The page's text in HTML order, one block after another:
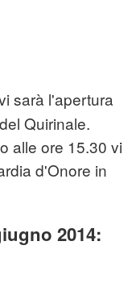
sarà l'apertura
Quirinale.
alle ore 15.30 vi
d'Onore in
2014: